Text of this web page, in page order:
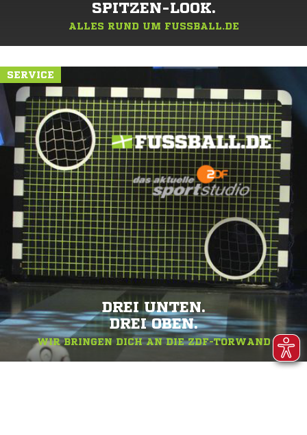
SPITZEN-LOOK.
ALLES RUND UM FUSSBALL.DE
SERVICE
DREI UNTEN.
DREI OBEN.
WIR BRINGEN DICH AN DIE ZDF-TORWAND